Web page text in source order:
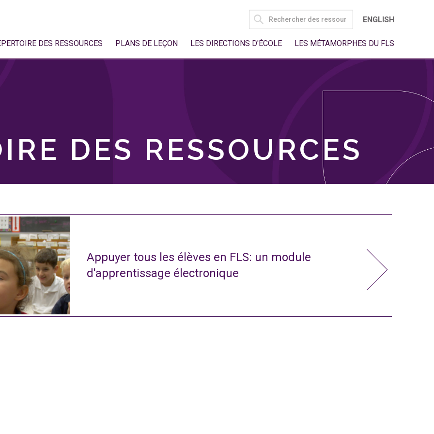
SEARCH
FOR:
ENGLISH
DES RESSOURCES PLANS DE LEÇON LES DIRECTIONS D'ÉCOLE LES MÉTAMORPHES DU FLS
DES RESSOURCES
Appuyer tous les élèves en FLS: un module
d'apprentissage électronique